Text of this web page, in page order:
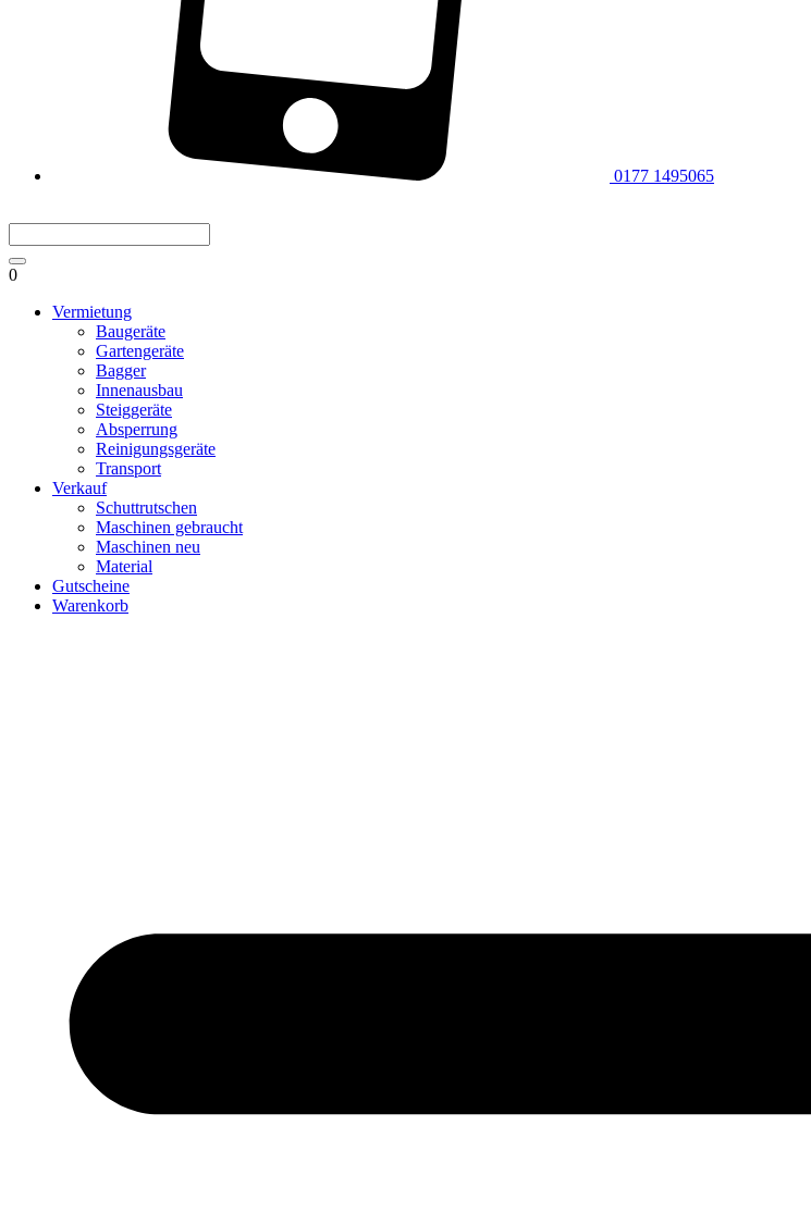
0177 1495065
0
Vermietung
Baugeräte
Gartengeräte
Bagger
Innenausbau
Steiggeräte
Absperrung
Reinigungsgeräte
Transport
Verkauf
Schuttrutschen
Maschinen gebraucht
Maschinen neu
Material
Gutscheine
Warenkorb